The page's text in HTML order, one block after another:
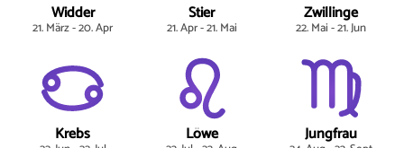
Widder
21. März - 20. Apr
Stier
21. Apr - 21. Mai
Zwillinge
22. Mai - 21. Jun
Krebs Löwe Jungfrau